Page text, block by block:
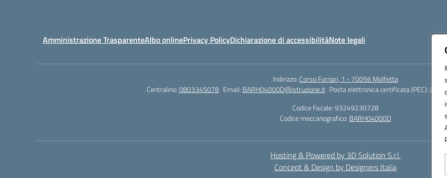
Amministrazione TrasparenteAlbo onlinePrivacy PolicyDichiarazione di accessibilitàNote legali
Indirizzo: Corso Fornari, 1 - 70056 Molfetta
Centralino:0803345078 Email: BARH04000D@istruzione.it Posta elettronica certificata (PEC):
Codice fiscale: 93249230728
Codice meccanografico: BARH04000D
Hosting & Powered by 3D Solution S.r.l.
Concept & Design by Designers Italia